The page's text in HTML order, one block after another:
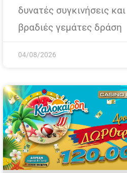
δυνατές συγκινήσεις και
βραδιές γεμάτες δράση
04/08/2026